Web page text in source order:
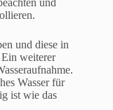
und
und diese in
weiterer
Wasser für
ist wie das